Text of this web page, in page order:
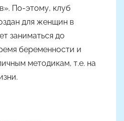
По-этому, клуб
для женщин в
заниматься до
беременности и
методикам, т.е. на